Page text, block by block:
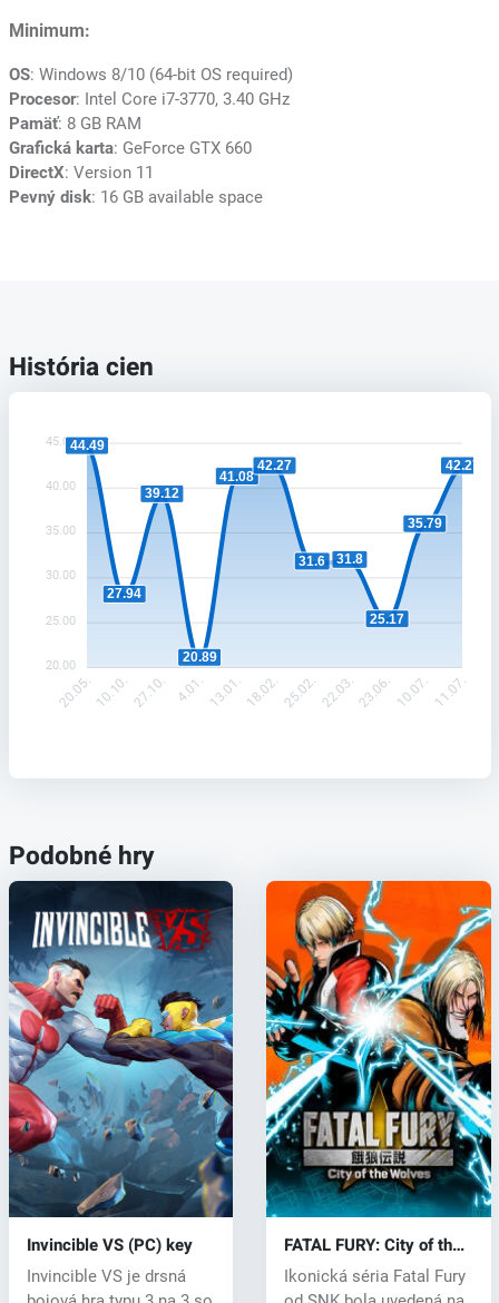
Minimum:
OS: Windows 8/10 (64-bit OS required)
Procesor: Intel Core i7-3770, 3.40 GHz
Pamäť: 8 GB RAM
Grafická karta: GeForce GTX 660
DirectX: Version 11
Pevný disk: 16 GB available space
História cien
45.00
40.00
35.00
30.00
25.00
20.00
44.49
27.94
39.12
20.89
41.08
42.27
31.6 31.8
25.17
35.79
42.27
20.05.10.10.27.10. 4.01. 13.01.18.02.25.02.22.03.23.06. 10.07. 11.07.
Podobné hry
Invincible VS (PC) key
Invincible VS je drsná
FATAL FURY: City of the
Wolves (PC) key
Ikonická séria Fatal Fury